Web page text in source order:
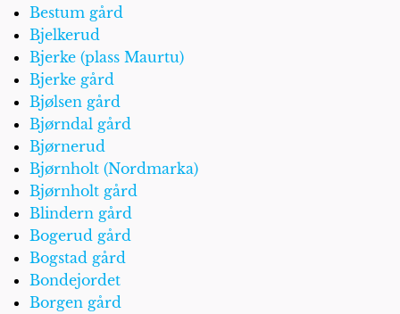
Bestum gård
Bjelkerud
Bjerke (plass Maurtu)
Bjerke gård
Bjølsen gård
Bjørndal gård
Bjørnerud
Bjørnholt (Nordmarka)
Bjørnholt gård
Blindern gård
Bogerud gård
Bogstad gård
Bondejordet
Borgen gård